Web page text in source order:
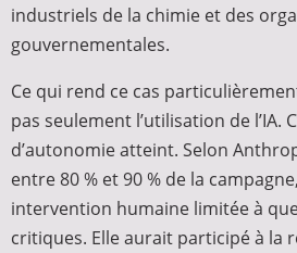
industriels de la chimie et des
gouvernementales.
Ce qui rend ce cas
pas seulement l’utilisation de l’IA.
d’autonomie atteint. Selon
entre 80 % et 90 % de la
intervention humaine limitée à
critiques. Elle aurait participé à la